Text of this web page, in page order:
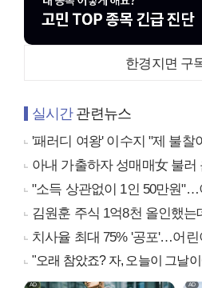
한경지면 구
실시간관련뉴스
'패러디 여왕' 이수지 "제 불찰
아내 가출하자 성매매女 불러
"소득 상관없이 1인 50만원"…
김원훈 주식 1억8천 올인했
치사율 최대 75% '공포'…어린
"오래 참았죠? 자, 오늘이 그날